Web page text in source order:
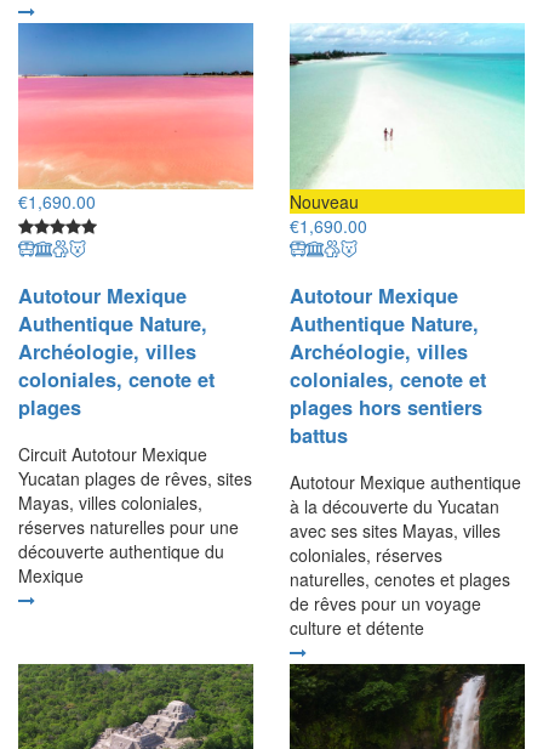
€1,690.00
Autotour Mexique
Authentique Nature,
Archéologie, villes
coloniales, cenote et
plages
Circuit Autotour Mexique
Yucatan plages de rêves, sites
Mayas, villes coloniales,
réserves naturelles pour une
découverte authentique du
Mexique
Nouveau
€1,690.00
Autotour Mexique
Authentique Nature,
Archéologie, villes
coloniales, cenote et
plages hors sentiers
battus
Autotour Mexique authentique
à la découverte du Yucatan
avec ses sites Mayas, villes
coloniales, réserves
naturelles, cenotes et plages
de rêves pour un voyage
culture et détente